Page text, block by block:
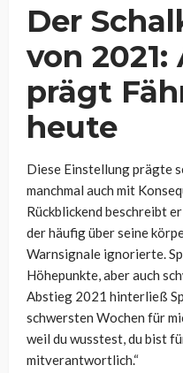
Der
von
prägt
heute
Diese Einstellung prägte
manchmal auch mit
Rückblickend beschreibt
der häufig über seine
Warnsignale ignorierte.
Höhepunkte, aber auch
Abstieg 2021 hinterließ
schwersten Wochen für
weil du wusstest, du bist
mitverantwortlich.“